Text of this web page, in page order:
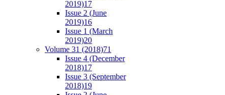
2019)17
Issue 2 (June
2019)16
Issue 1 (March
2019)20
Volume 31 (2018)71
Issue 4 (December
2018)17
Issue 3 (September
2018)19